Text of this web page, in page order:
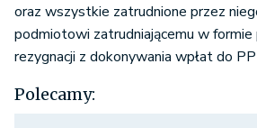
oraz wszystkie zatrudnione przez
podmiotowi zatrudniającemu w formie
rezygnacji z dokonywania wpłat do
Polecamy: